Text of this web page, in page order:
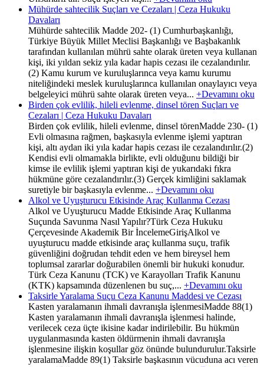
Mühürde sahtecilik Suçları ve Cezaları | Ceza Hukuku
Davaları
Mühürde sahtecilik Madde 202- (1) Cumhurbaşkanlığı,
Türkiye Büyük Millet Meclisi Başkanlığı ve Başbakanlık
tarafından kullanılan mührü sahte olarak üreten veya kullanan
kişi, iki yıldan sekiz yıla kadar hapis cezası ile cezalandırılır.
(2) Kamu kurum ve kuruluşlarınca veya kamu kurumu
niteliğindeki meslek kuruluşlarınca kullanılan onaylayıcı veya
belgeleyici mührü sahte olarak üreten veya... +Devamını oku
Birden çok evlilik, hileli evlenme, dinsel tören Suçları ve
Cezaları | Ceza Hukuku Davaları
Birden çok evlilik, hileli evlenme, dinsel törenMadde 230- (1)
Evli olmasına rağmen, başkasıyla evlenme işlemi yaptıran
kişi, altı aydan iki yıla kadar hapis cezası ile cezalandırılır.(2)
Kendisi evli olmamakla birlikte, evli olduğunu bildiği bir
kimse ile evlilik işlemi yaptıran kişi de yukarıdaki fıkra
hükmüne göre cezalandırılır.(3) Gerçek kimliğini saklamak
suretiyle bir başkasıyla evlenme... +Devamını oku
Alkol ve Uyuşturucu Etkisinde Araç Kullanma Cezası
Alkol ve Uyuşturucu Madde Etkisinde Araç Kullanma
Suçunda Savunma Nasıl Yapılır?Türk Ceza Hukuku
Çerçevesinde Akademik Bir İncelemeGirişAlkol ve
uyuşturucu madde etkisinde araç kullanma suçu, trafik
güvenliğini doğrudan tehdit eden ve hem bireysel hem
toplumsal zararlar doğurabilen önemli bir hukuki konudur.
Türk Ceza Kanunu (TCK) ve Karayolları Trafik Kanunu
(KTK) kapsamında düzenlenen bu suç,... +Devamını oku
Taksirle Yaralama Suçu Ceza Kanunu Maddesi ve Cezası
Kasten yaralamanın ihmali davranışla işlenmesiMadde 88(1)
Kasten yaralamanın ihmali davranışla işlenmesi halinde,
verilecek ceza üçte ikisine kadar indirilebilir. Bu hükmün
uygulanmasında kasten öldürmenin ihmali davranışla
işlenmesine ilişkin koşullar göz önünde bulundurulur.Taksirle
yaralamaMadde 89(1) Taksirle başkasının vücuduna acı veren